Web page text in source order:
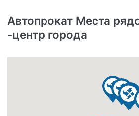
Автопрокат Места
-центр города